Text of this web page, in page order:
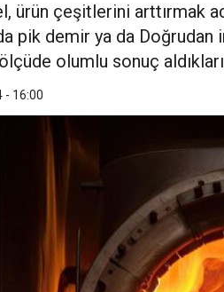
ürün çeşitlerini arttırmak
pik demir ya da Doğrudan
olumlu sonuç
- 16:00